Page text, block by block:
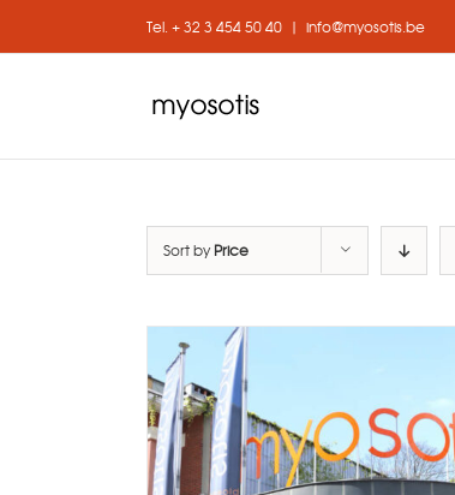
content
Tel. + 32 3 454 50 40 | info@myosotis.be
Sort byPrice